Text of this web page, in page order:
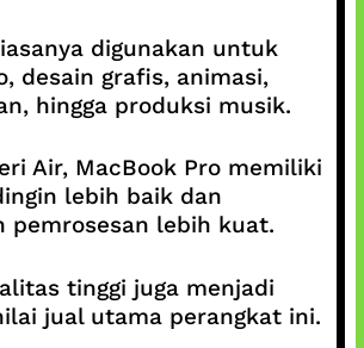
digunakan untuk
desain grafis, animasi,
hingga produksi musik.
Air, MacBook Pro memiliki
lebih baik dan
pemrosesan lebih kuat.
tinggi juga menjadi
jual utama perangkat ini.